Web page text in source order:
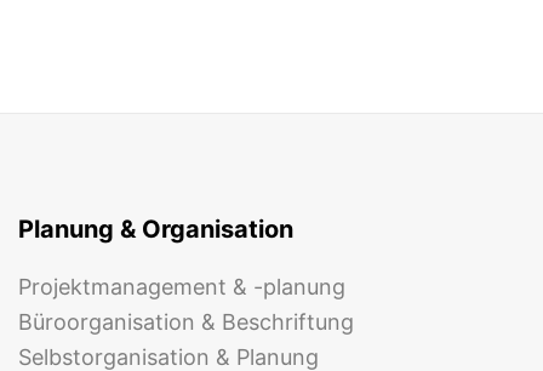
Planung & Organisation
Projektmanagement & -planung
Büroorganisation & Beschriftung
Selbstorganisation & Planung